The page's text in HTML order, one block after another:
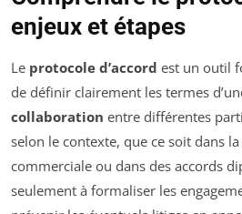
enjeux et étapes
Le protocole d’accord est un outil
de définir clairement les termes
collaboration entre différentes
selon le contexte, que ce soit dans
commerciale ou dans des accords
seulement à formaliser les